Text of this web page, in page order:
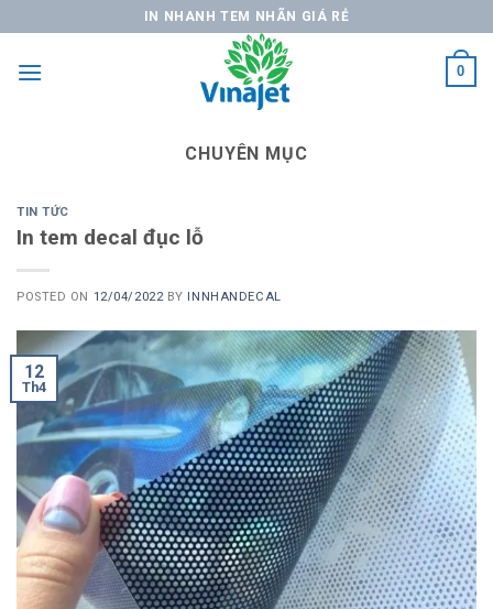
content
IN NHANH TEM NHÃN GIÁ RẺ
0
CHUYÊN MỤC
TIN TỨC
In tem decal đục lỗ
POSTED ON 12/04/2022 BY INNHANDECAL
12
Th4